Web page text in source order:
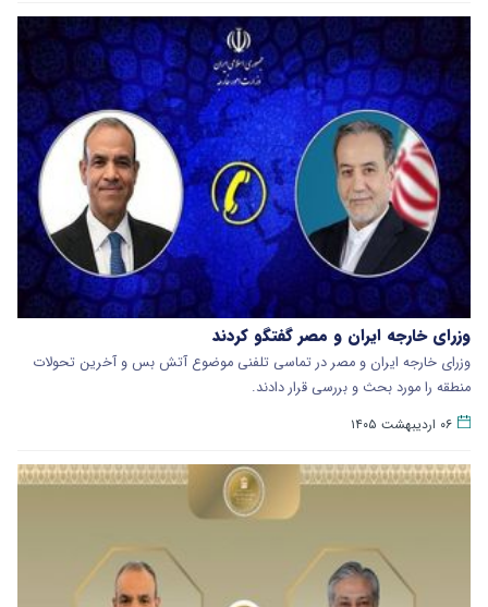
وزرای خارجه ایران و مصر گفتگو کردند
وزرای خارجه ایران و مصر در تماسی تلفنی موضوع آتش بس و آخرین تحولات
منطقه را مورد بحث و بررسی قرار دادند.
۰۶ اردیبهشت ۱۴۰۵